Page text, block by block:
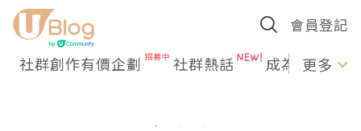
會員登記
社群創作有價企劃 社群熱話 成為U更多